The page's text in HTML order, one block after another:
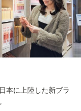
本に上陸した新ブラ